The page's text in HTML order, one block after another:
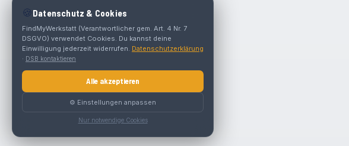
🍪 Datenschutz & Cookies
FindMyWerkstatt (Verantwortlicher gem. Art. 4 Nr. 7
DSGVO) verwendet Cookies. Du kannst deine
Einwilligung jederzeit widerrufen. Datenschutzerklärung
· DSB kontaktieren
Alle akzeptieren
⚙️ Einstellungen anpassen
Nur notwendige Cookies